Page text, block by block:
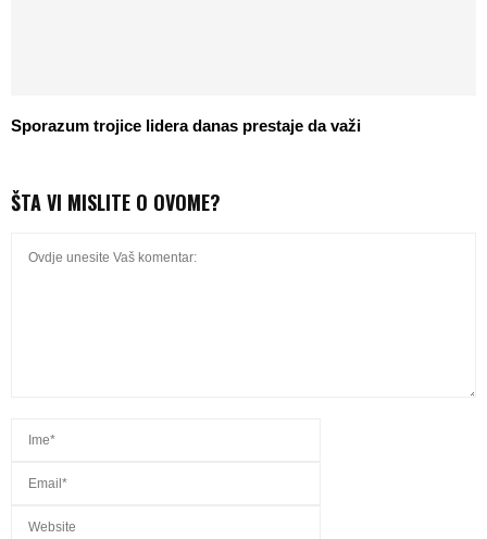
Sporazum trojice lidera danas prestaje da važi
ŠTA VI MISLITE O OVOME?